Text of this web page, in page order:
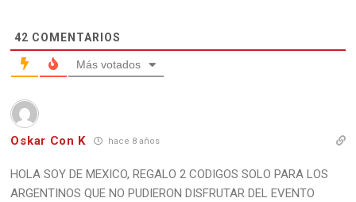
42 COMENTARIOS
Más votados
Oskar Con K hace 8 años
HOLA SOY DE MEXICO, REGALO 2 CODIGOS SOLO PARA LOS
ARGENTINOS QUE NO PUDIERON DISFRUTAR DEL EVENTO